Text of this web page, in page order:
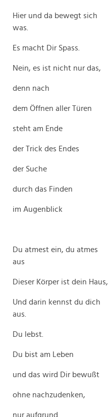
Hier und da bewegt sich
was.
Es macht Dir Spass.
Nein, es ist nicht nur das,
denn nach
dem Öffnen aller Türen
steht am Ende
der Trick des Endes
der Suche
durch das Finden
im Augenblick
Du atmest ein, du atmes
aus
Dieser Körper ist dein Haus,
Und darin kennst du dich
aus.
Du lebst.
Du bist am Leben
und das wird Dir bewußt
ohne nachzudenken,
nur aufgrund